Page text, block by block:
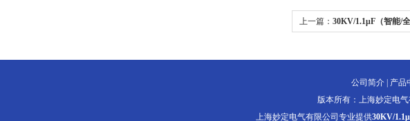
上一篇： 30KV/1.1μF（智能/
公司简介 产品
版本所有：上海妙定电
上海妙定电气有限公司专业提供30KV/